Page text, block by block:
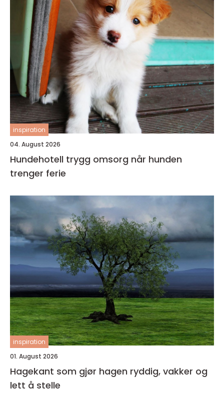
inspiration
04. August 2026
Hundehotell trygg omsorg når hunden
trenger ferie
inspiration
01. August 2026
Hagekant som gjør hagen ryddig, vakker og
lett å stelle